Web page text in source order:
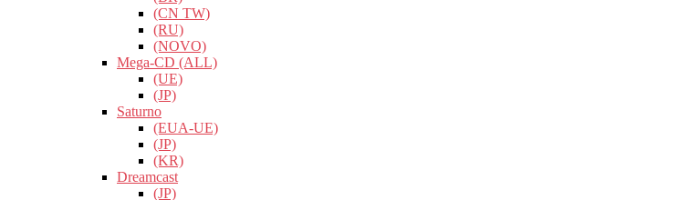
(CN TW)
(RU)
(NOVO)
Mega-CD (ALL)
(UE)
(JP)
Saturno
(EUA-UE)
(JP)
(KR)
Dreamcast
(JP)